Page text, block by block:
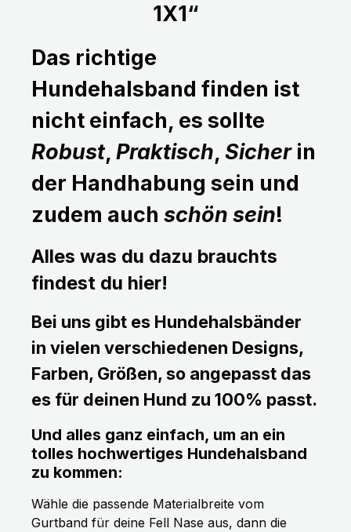
1X1“
Das richtige
Hundehalsband finden ist
nicht einfach, es sollte
Robust, Praktisch, Sicherin
der Handhabung sein und
zudem auch schön sein!
Alles was du dazu brauchts
findest du hier!
Bei uns gibt es Hundehalsbänder
in vielen verschiedenen Designs,
Farben, Größen, so angepasst das
es für deinen Hund zu 100% passt.
Und alles ganz einfach, um an ein
tolles hochwertiges Hundehalsband
zu kommen:
Wähle die passende Materialbreite vom
Gurtband für deine Fell Nase aus, dann die